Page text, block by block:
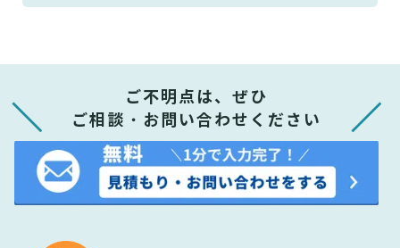
ご不明点は、ぜひ
ご相談・お問い合わせください